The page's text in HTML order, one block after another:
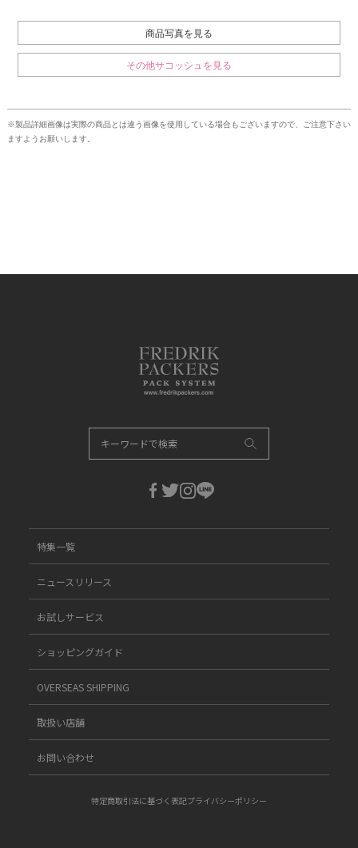
商品写真を見る
その他サコッシュを見る
※製品詳細画像は実際の商品とは違う画像を使用している場合もございますので、ご注意下さい
ますようお願いします。
特集一覧
ニュースリリース
お試しサービス
ショッピングガイド
OVERSEAS SHIPPING
取扱い店舗
お問い合わせ
特定商取引法に基づく表記プライバシーポリシー